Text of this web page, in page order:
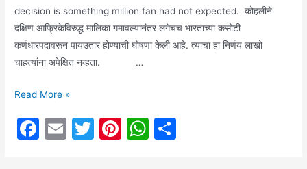
decision is something million fan had not expected. कोहलीने
दक्षिण आफ्रिकेविरुद्ध मालिका गमावल्यानंतर लगेचच भारताच्या कसोटी
कर्णधारपदावरून पायउतार होण्याची घोषणा केली आहे. त्याचा हा निर्णय लाखो
चाहत्यांना अपेक्षित नव्हता. …
Kohli
millions
Read More »
F
E
T
Pi W